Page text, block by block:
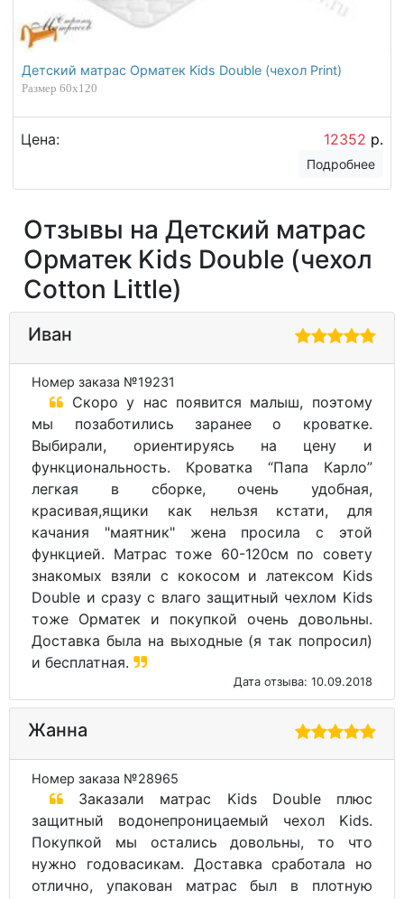
Детский матрас Орматек Kids Double (чехол Print)
Размер 60х120
Цена: 12352 р.
Подробнее
Отзывы на Детский матрас
Орматек Kids Double (чехол
Cotton Little)
Иван
Номер заказа №19231
Скоро у нас появится малыш, поэтому
мы позаботились заранее о кроватке.
Выбирали, ориентируясь на цену и
функциональность. Кроватка “Папа Карло”
легкая в сборке, очень удобная,
красивая,ящики как нельзя кстати, для
качания "маятник" жена просила с этой
функцией. Матрас тоже 60-120см по совету
знакомых взяли с кокосом и латексом Kids
Double и сразу с влаго защитный чехлом Kids
тоже Орматек и покупкой очень довольны.
Доставка была на выходные (я так попросил)
и бесплатная.
Дата отзыва: 10.09.2018
Жанна
Номер заказа №28965
Заказали матрас Kids Double плюс
защитный водонепроницаемый чехол Kids.
Покупкой мы остались довольны, то что
нужно годовасикам. Доставка сработала но
отлично, упакован матрас был в плотную